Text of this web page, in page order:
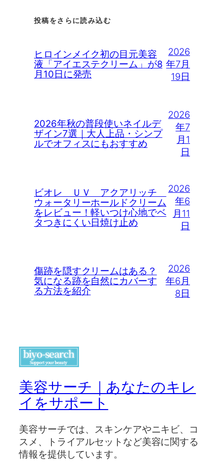
投稿をさらに読み込む
ヒロインメイク初の目元美容
液「アイエステクリーム」が8
月10日に発売
2026
年7月
19日
2026年秋の普段使いネイルデ
ザイン7選｜大人上品・シンプ
ルでオフィスにもおすすめ
2026
年7
月1
日
ビオレ ＵＶ アクアリッチ
ウォータリーホールドクリーム
をレビュー！軽いつけ心地でベ
タつきにくい日焼け止め
2026
年6
月11
日
傷跡を隠すクリームはある？
気になる跡を自然にカバーす
る方法を紹介
2026
年6月
8日
美容サーチ｜あなたのキレ
イをサポート
美容サーチでは、スキンケアやニキビ、コ
スメ、トライアルセットなど美容に関する
情報を提供しています。